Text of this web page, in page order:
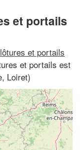
et portails
et portails
et portails est
Loiret)